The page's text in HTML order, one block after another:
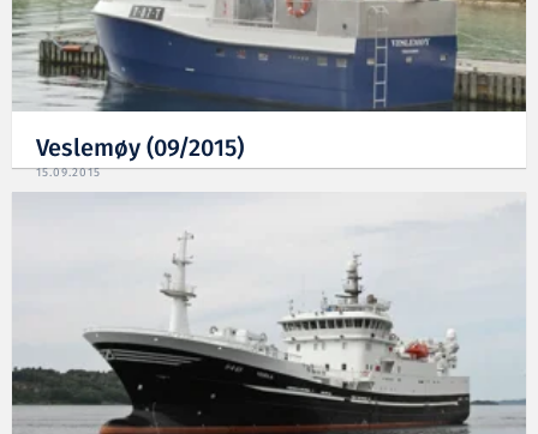
Veslemøy (09/2015)
15.09.2015